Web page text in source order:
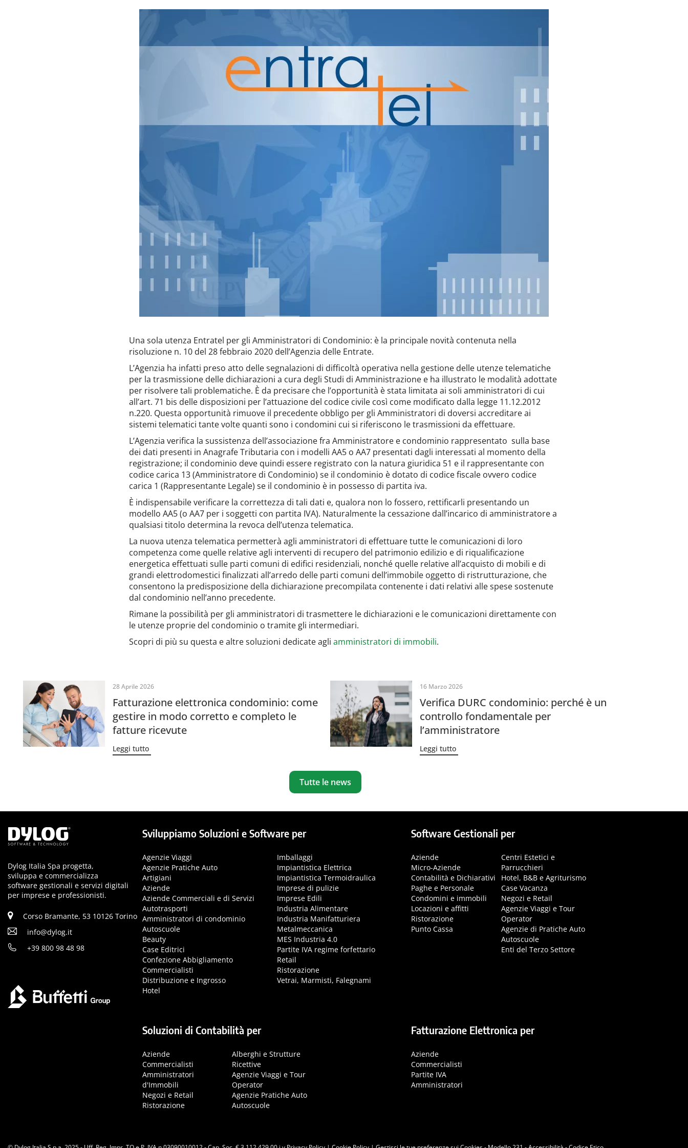
Una sola utenza Entratel per gli Amministratori di Condominio: è la principale novità contenuta nella
risoluzione n. 10 del 28 febbraio 2020 dell’Agenzia delle Entrate.
L’Agenzia ha infatti preso atto delle segnalazioni di difficoltà operativa nella gestione delle utenze telematiche
per la trasmissione delle dichiarazioni a cura degli Studi di Amministrazione e ha illustrato le modalità adottate
per risolvere tali problematiche. È da precisare che l’opportunità è stata limitata ai soli amministratori di cui
all’art. 71 bis delle disposizioni per l’attuazione del codice civile così come modificato dalla legge 11.12.2012
n.220. Questa opportunità rimuove il precedente obbligo per gli Amministratori di doversi accreditare ai
sistemi telematici tante volte quanti sono i condomini cui si riferiscono le trasmissioni da effettuare.
L’Agenzia verifica la sussistenza dell’associazione fra Amministratore e condominio rappresentato sulla base
dei dati presenti in Anagrafe Tributaria con i modelli AA5 o AA7 presentati dagli interessati al momento della
registrazione; il condominio deve quindi essere registrato con la natura giuridica 51 e il rappresentante con
codice carica 13 (Amministratore di Condominio) se il condominio è dotato di codice fiscale ovvero codice
carica 1 (Rappresentante Legale) se il condominio è in possesso di partita iva.
È indispensabile verificare la correttezza di tali dati e, qualora non lo fossero, rettificarli presentando un
modello AA5 (o AA7 per i soggetti con partita IVA). Naturalmente la cessazione dall’incarico di amministratore a
qualsiasi titolo determina la revoca dell’utenza telematica.
La nuova utenza telematica permetterà agli amministratori di effettuare tutte le comunicazioni di loro
competenza come quelle relative agli interventi di recupero del patrimonio edilizio e di riqualificazione
energetica effettuati sulle parti comuni di edifici residenziali, nonché quelle relative all’acquisto di mobili e di
grandi elettrodomestici finalizzati all’arredo delle parti comuni dell’immobile oggetto di ristrutturazione, che
consentono la predisposizione della dichiarazione precompilata contenente i dati relativi alle spese sostenute
dal condominio nell’anno precedente.
Rimane la possibilità per gli amministratori di trasmettere le dichiarazioni e le comunicazioni direttamente con
le utenze proprie del condominio o tramite gli intermediari.
Scopri di più su questa e altre soluzioni dedicate agliamministratori di immobili.
28 Aprile 2026
Fatturazione elettronica condominio: come
gestire in modo corretto e completo le
fatture ricevute
Leggi tutto
16 Marzo 2026
Verifica DURC condominio: perché è un
controllo fondamentale per
l’amministratore
Leggi tutto
Tutte le news
Dylog Italia Spa progetta,
sviluppa e commercializza
software gestionali e servizi digitali
per imprese e professionisti.
Corso Bramante, 53 10126 Torino
info@dylog.it
+39 800 98 48 98
Sviluppiamo Soluzioni e Software per
Agenzie Viaggi
Agenzie Pratiche Auto
Artigiani
Aziende
Aziende Commerciali e di Servizi
Autotrasporti
Amministratori di condominio
Autoscuole
Beauty
Case Editrici
Confezione Abbigliamento
Commercialisti
Distribuzione e Ingrosso
Hotel
Imballaggi
Impiantistica Elettrica
Impiantistica Termoidraulica
Imprese di pulizie
Imprese Edili
Industria Alimentare
Industria Manifatturiera
Metalmeccanica
MES Industria 4.0
Partite IVA regime forfettario
Retail
Ristorazione
Vetrai, Marmisti, Falegnami
Software Gestionali per
Aziende
Micro-Aziende
Contabilità e Dichiarativi
Paghe e Personale
Condomini e immobili
Locazioni e affitti
Ristorazione
Punto Cassa
Centri Estetici e
Parrucchieri
Hotel, B&B e Agriturismo
Case Vacanza
Negozi e Retail
Agenzie Viaggi e Tour
Operator
Agenzie di Pratiche Auto
Autoscuole
Enti del Terzo Settore
Soluzioni di Contabilità per
Aziende
Commercialisti
Amministratori
d'Immobili
Negozi e Retail
Ristorazione
Alberghi e Strutture
Ricettive
Agenzie Viaggi e Tour
Operator
Agenzie Pratiche Auto
Autoscuole
Fatturazione Elettronica per
Aziende
Commercialisti
Partite IVA
Amministratori